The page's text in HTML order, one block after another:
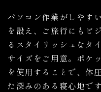
パソコン作業がしやす
を設え、ご旅行にもビ
るスタイリッシュなタ
サイズをご用意。ポケ
を使用することで、体
た深みのある寝心地で